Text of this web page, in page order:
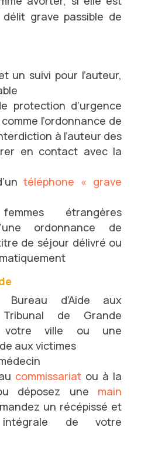
grave passible de
un suivi pour l’auteur,
protection d’urgence
l’ordonnance de
à l’auteur des
en contact avec la
téléphone « grave
étrangères
ordonnance de
de séjour délivré ou
d’Aide aux
de Grande
votre ville ou une
aux victimes
commissariat ou à la
déposez une main
un récépissé et
de votre